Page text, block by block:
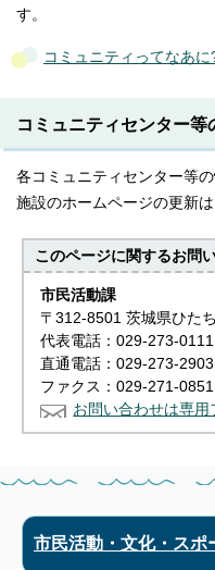
す。
コミュニティってなあに
コミュニティセンター
各コミュニティセンター等
施設のホームページの更新
このページに関するお問
市民活動課
〒312-8501 茨城県ひた
代表電話：029-273-
直通電話：029-273-2903
ファクス：029-271-0851
お問い合わせは専用
市民活動・文化・スポ